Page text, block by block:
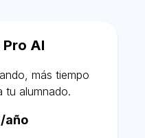
AI
más tiempo
tu alumnado.
año